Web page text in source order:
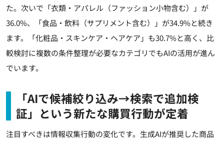
た。次いで「衣類・アパレル（ファッション小物含む）」が
36.0%、「食品・飲料（サプリメント含む）」が34.9%と続き
ます。「化粧品・スキンケア・ヘアケア」も30.7%と高く、比
較検討に複数の条件整理が必要なカテゴリでもAIの活用が進ん
でいます。
「AIで候補絞り込み→検索で追加検
証」という新たな購買行動が定着
注目すべきは情報収集行動の変化です。生成AIが推奨した商品